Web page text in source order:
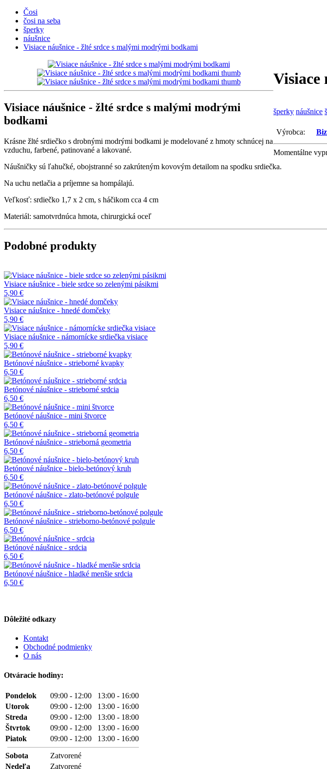
Čosi
čosi na seba
šperky
náušnice
Visiace náušnice - žlté srdce s malými modrými bodkami
Visiace
šperky náušnice
Výrobca:
Momentálne
Visiace náušnice - žlté srdce s malými modrými
bodkami
Krásne žlté srdiečko s drobnými modrými bodkami je modelované z hmoty schnúcej na
vzduchu, farbené, patinované a lakované.
Náušničky sú ľahučké, obojstranné so zakrúteným kovovým detailom na spodku srdiečka.
Na uchu netlačia a príjemne sa hompálajú.
Veľkosť: srdiečko 1,7 x 2 cm, s háčikom cca 4 cm
Materiál: samotvrdnúca hmota, chirurgická oceľ
Podobné produkty
Visiace náušnice - biele srdce so zelenými pásikmi
5,90 €
Visiace náušnice - hnedé domčeky
5,90 €
Visiace náušnice - námornícke srdiečka visiace
5,90 €
Betónové náušnice - strieborné kvapky
6,50 €
Betónové náušnice - strieborné srdcia
6,50 €
Betónové náušnice - mini štvorce
6,50 €
Betónové náušnice - strieborná geometria
6,50 €
Betónové náušnice - bielo-betónový kruh
6,50 €
Betónové náušnice - zlato-betónové polgule
6,50 €
Betónové náušnice - strieborno-betónové polgule
6,50 €
Betónové náušnice - srdcia
6,50 €
Betónové náušnice - hladké menšie srdcia
6,50 €
Dôležité odkazy
Kontakt
Obchodné podmienky
O nás
Otváracie hodiny:
Pondelok
09:00 - 12:00 13:00 - 16:00
Utorok
09:00 - 12:00 13:00 - 16:00
Streda
09:00 - 12:00 13:00 - 18:00
Štvrtok
09:00 - 12:00 13:00 - 16:00
Piatok
09:00 - 12:00 13:00 - 16:00
Sobota
Zatvorené
Nedeľa
Zatvorené